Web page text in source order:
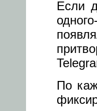
Если
По